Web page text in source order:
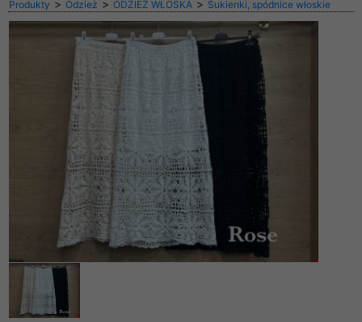
Produkty > Odzież > ODZIEŻ WŁOSKA > Sukienki, spódnice włoskie